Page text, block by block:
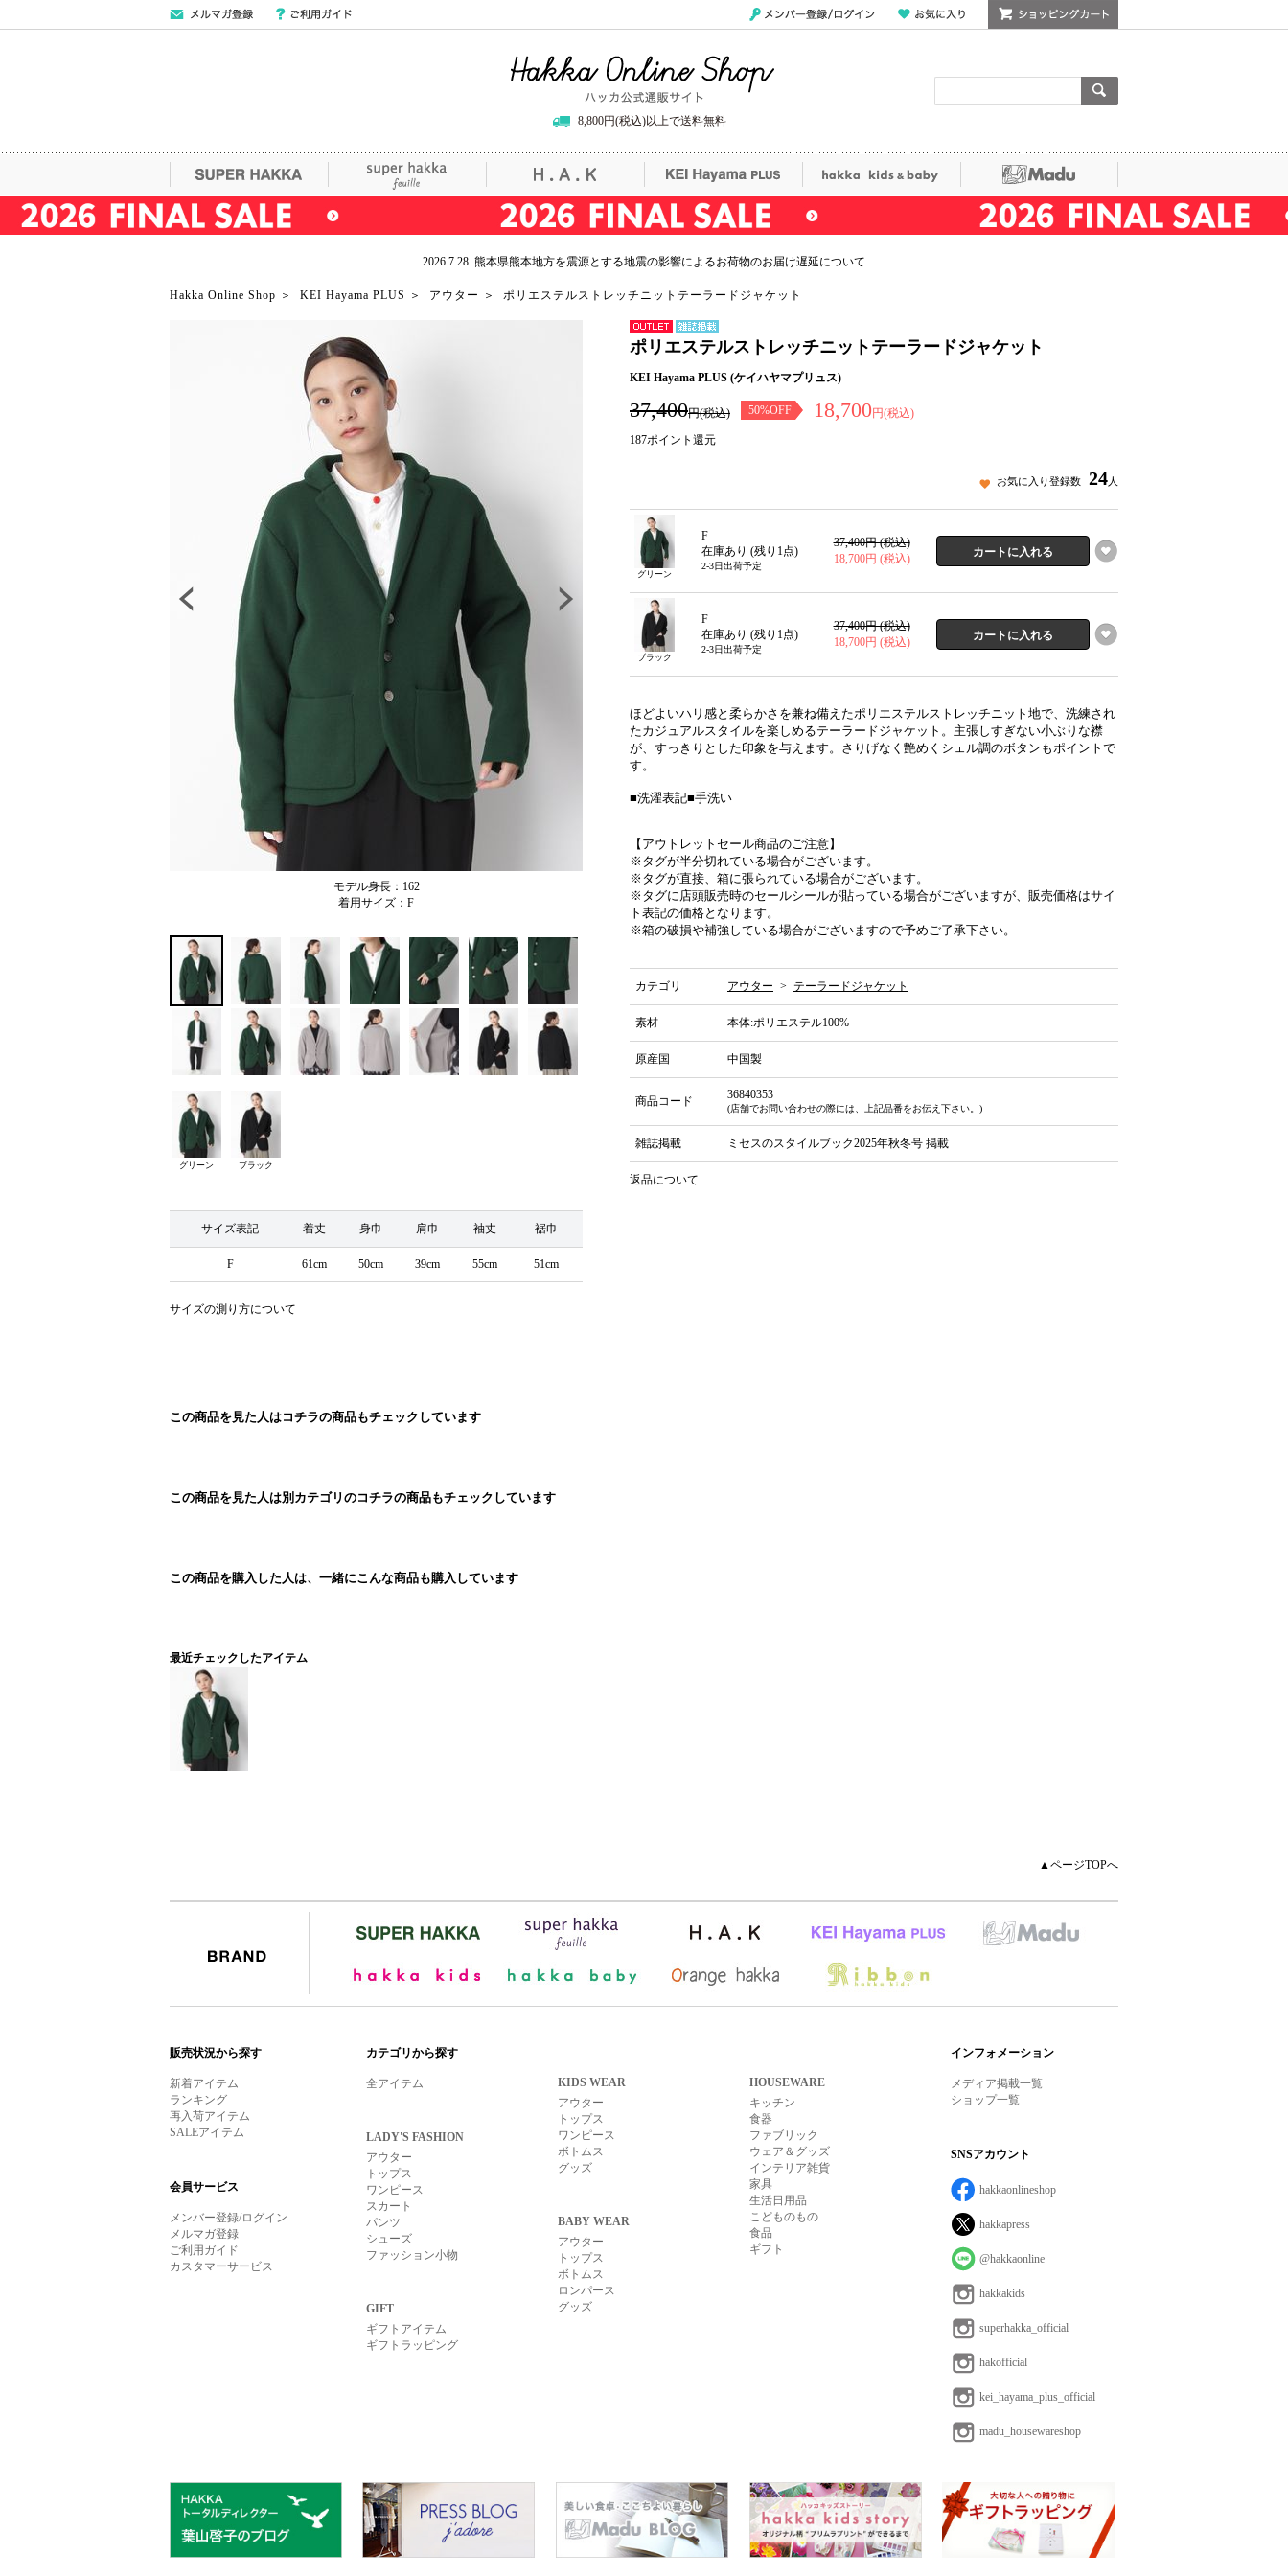
メールマガジン
ご利用ガイド メンバー登録/ログイン お気に入り
8,800円(税込)以上で送料無料
SUPER HAKKA H.A.K KEI Hayama PLUS Madu
2026.7.28 熊本県熊本地方を震源とする地震の影響によるお荷物のお届け遅延について
Hakka Online Shop ＞ KEI Hayama PLUS ＞ アウター ＞ ポリエステルストレッチニットテーラードジャケット
モデル身長：162
着用サイズ：F
グリーン ブラック
サイズ表記 着丈 身巾 肩巾 袖丈 裾巾
F 61cm 50cm 39cm 55cm 51cm
サイズの測り方について
アウトレ
ット
雑誌掲載
ポリエステルストレッチニットテーラードジャケット
KEI Hayama PLUS (ケイハヤマプリュス)
37,400円(税込) 50%OFF 18,700 円(税込)
187ポイント還元
お気に入り登録数 24 人
グリーン
F
在庫あり (残り 1点)
2-3日出荷予定
37,400円 (税込)
18,700円 (税込)
ブラック
F
在庫あり (残り 1点)
2-3日出荷予定
37,400円 (税込)
18,700円 (税込)
ほどよいハリ感と柔らかさを兼ね備えたポリエステルストレッチニット地で、洗練され
たカジュアルスタイルを楽しめるテーラードジャケット。主張しすぎない小ぶりな襟
が、すっきりとした印象を与えます。さりげなく艶めくシェル調のボタンもポイントで
す。
■洗濯表記■手洗い
【アウトレットセール商品のご注意】
※タグが半分切れている場合がございます。
※タグが直接、箱に張られている場合がございます。
※タグに店頭販売時のセールシールが貼っている場合がございますが、販売価格はサイ
ト表記の価格となります。
※箱の破損や補強している場合がございますので予めご了承下さい。
カテゴリ アウター > テーラードジャケット
素材 本体:ポリエステル100%
原産国 中国製
商品コード 36840353
(店舗でお問い合わせの際には、上記品番をお伝え下さい。)
雑誌掲載 ミセスのスタイルブック2025年秋冬号 掲載
返品について
この商品を見た人はコチラの商品もチェックしています
この商品を見た人は別カテゴリのコチラの商品もチェックしています
この商品を購入した人は、一緒にこんな商品も購入しています
最近チェックしたアイテム
▲ページTOPへ
販売状況から探す
新着アイテム
ランキング
再入荷アイテム
SALEアイテム
会員サービス
メンバー登録/ログイン
メルマガ登録
ご利用ガイド
カスタマーサービス
カテゴリから探す
全アイテム
LADY'S FASHION
アウター
トップス
ワンピース
スカート
パンツ
シューズ
ファッション小物
GIFT
ギフトアイテム
ギフトラッピング
KIDS WEAR
アウター
トップス
ワンピース
ボトムス
グッズ
BABY WEAR
アウター
トップス
ボトムス
ロンパース
グッズ
HOUSEWARE
キッチン
食器
ファブリック
ウェア＆グッズ
インテリア雑貨
家具
生活日用品
こどものもの
食品
ギフト
インフォメーション
メディア掲載一覧
ショップ一覧
SNSアカウント
hakkaonlineshop
hakkapress
@hakkaonline
hakkakids
superhakka_official
hakofficial
kei_hayama_plus_official
madu_housewareshop